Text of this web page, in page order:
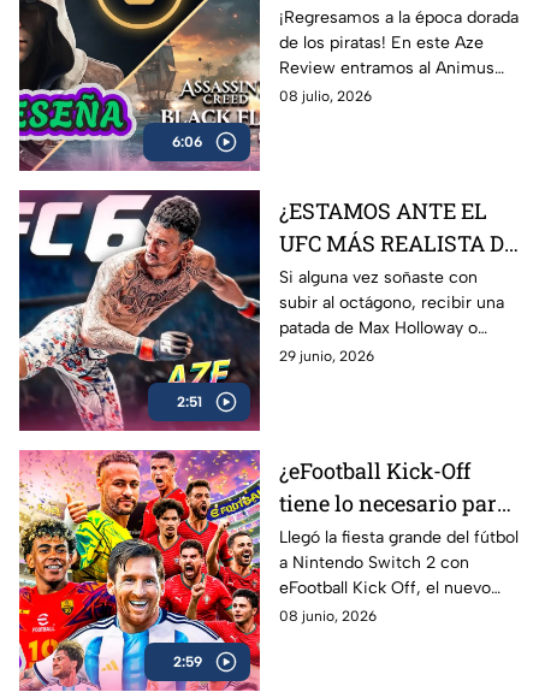
6:06
regresó? 🏴‍☠️ | Reseña
Black Flag Resynced |
AZE Review
¡Regresamos a la época dorada
de los piratas! En este Aze
Review entramos al Animus
para analizar a fondo
08 julio, 2026
2:51
¿ESTAMOS ANTE EL
UFC MÁS REALISTA DE
LA HISTORIA? EA
Sports UFC 6 | AZE
Review
Si alguna vez soñaste con
subir al octágono, recibir una
patada de Max Holloway o
Islam Makhachev y sobrevivir
29 junio, 2026
2:59
¿eFootball Kick-Off
tiene lo necesario para
marcar el gol de la
temporada? | AZE
Review
Llegó la fiesta grande del fútbol
a Nintendo Switch 2 con
eFootball Kick Off, el nuevo
juego de Konami que busca
08 junio, 2026